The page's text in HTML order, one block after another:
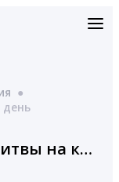
●
Православные молитвы на каждый день